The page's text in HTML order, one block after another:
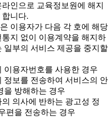
인으로 교육정보원에 해지
니다.
이용자가 다음 각 호에 해당
지 없이 이용계약을 해지하
일부의 서비스 제공을 중지할
이용자번호를 사용한 경우
정보를 전송하여 서비스의 안
을 방해하는 경우
의 의사에 반하는 광고성 정
편을 전송하는 경우